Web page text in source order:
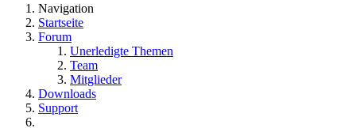
Navigation
Startseite
Forum
Unerledigte Themen
Team
Mitglieder
Downloads
Support